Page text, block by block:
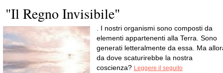
"Il Regno Invisibile"
. I nostri organismi sono composti da
elementi appartenenti alla Terra. Sono
generati letteralmente da essa. Ma
da dove scaturirebbe la nostra
coscienza? Leggere il seguito